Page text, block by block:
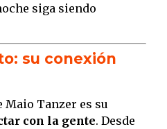
siga siendo
su conexión
Maio Tanzer es su
con la gente. Desde